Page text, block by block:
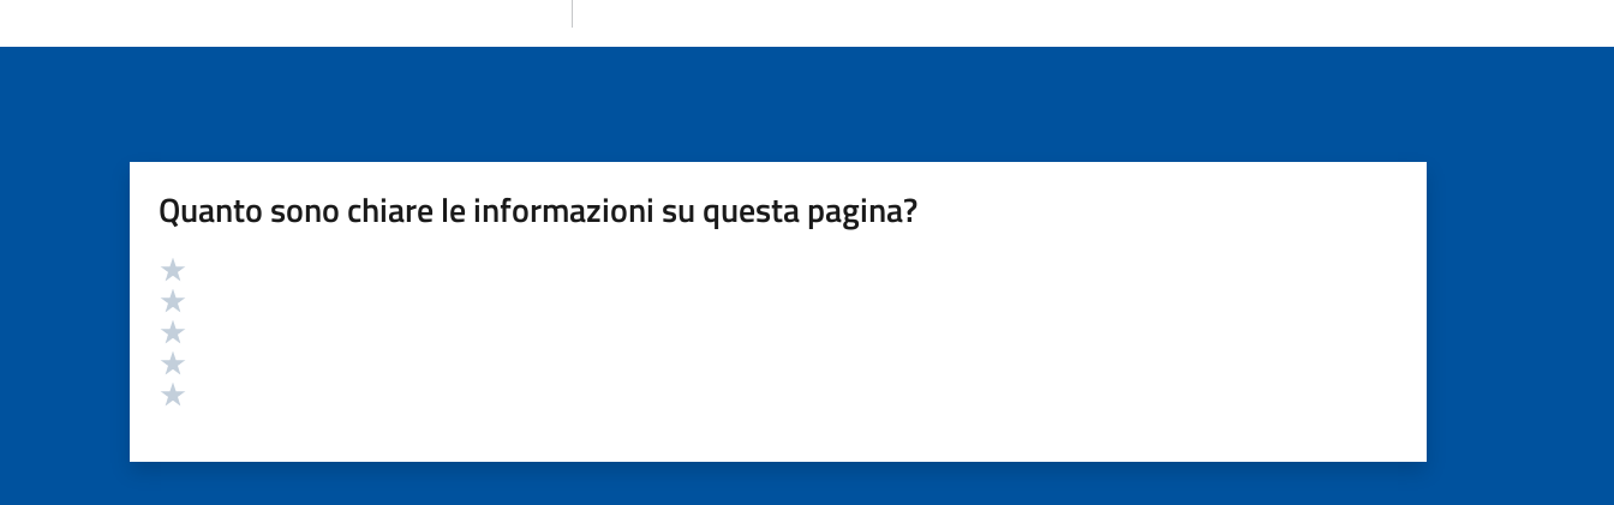
Quanto sono chiare le informazioni su questa pagina?
Valutazione